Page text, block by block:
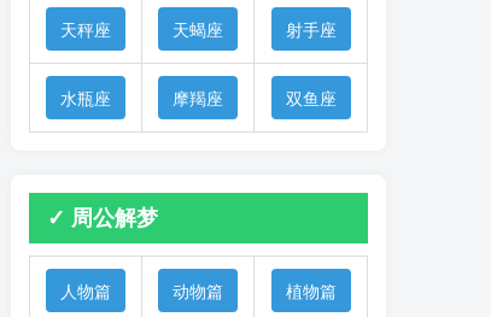
天秤座 天蝎座 射手座
水瓶座 摩羯座 双鱼座
✓ 周公解梦
人物篇 动物篇 植物篇